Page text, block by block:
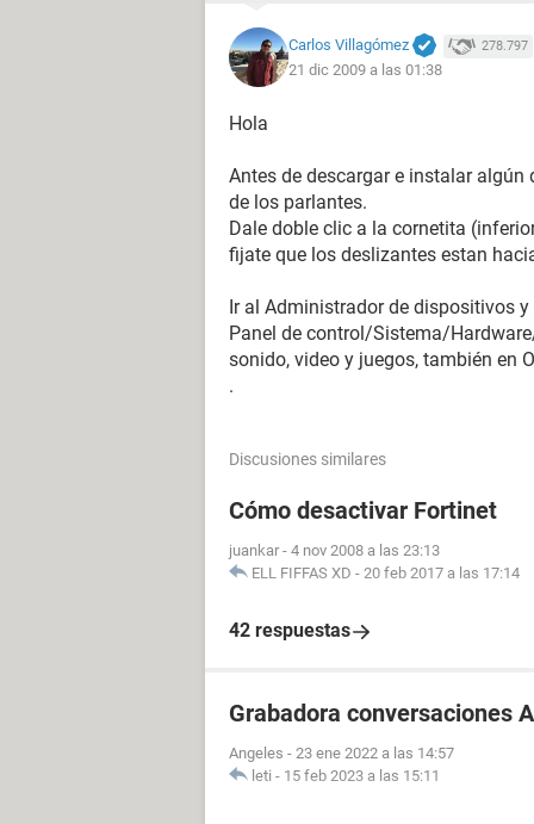
Carlos Villagómez 278.797
21 dic 2009 a las 01:38
Hola
Antes de descargar e instalar algún
de los parlantes.
Dale doble clic a la cornetita
fijate que los deslizantes estan
Ir al Administrador de dispositivos
Panel de control/Sistema/
sonido, video y juegos, también en
.
Discusiones similares
Cómo desactivar Fortinet
juankar - 4 nov 2008 a las 23:13
ELL FIFFAS XD - 20 feb 2017 a las 17:14
42 respuestas
Grabadora conversaciones
Angeles - 23 ene 2022 a las 14:57
leti - 15 feb 2023 a las 15:11